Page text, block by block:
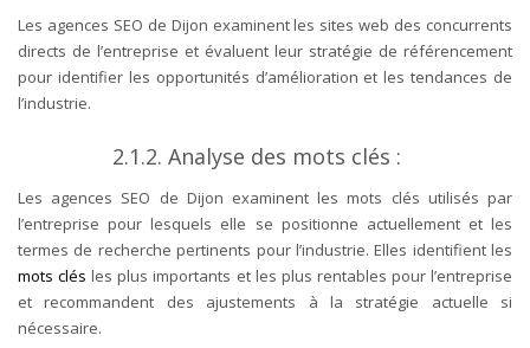
Les agences SEO de Dijon examinent les sites web des concurrents
directs de l’entreprise et évaluent leur stratégie de référencement
pour identifier les opportunités d’amélioration et les tendances de
l’industrie.
2.1.2. Analyse des mots clés :
Les agences SEO de Dijon examinent les mots clés utilisés par
l’entreprise pour lesquels elle se positionne actuellement et les
termes de recherche pertinents pour l’industrie. Elles identifient les
mots clés les plus importants et les plus rentables pour l’entreprise
et recommandent des ajustements à la stratégie actuelle si
nécessaire.